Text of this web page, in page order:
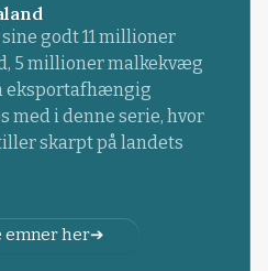
godt 11 millioner
5 millioner malkekvæg
eksportafhængig
med i denne serie, hvor
skarpt på landets
emner her